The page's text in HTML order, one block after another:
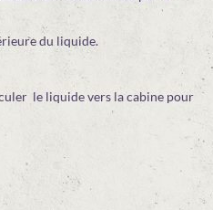
du liquide.
le liquide vers la cabine pour